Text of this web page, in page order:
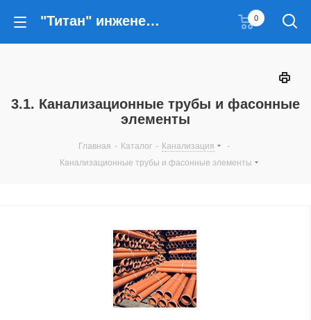
"Титан" инженерные решения 0
3.1. Канализационные трубы и фасонные
элементы
Главная - Каталог - Канализация
-
Канализационные трубы и фасонные элементы